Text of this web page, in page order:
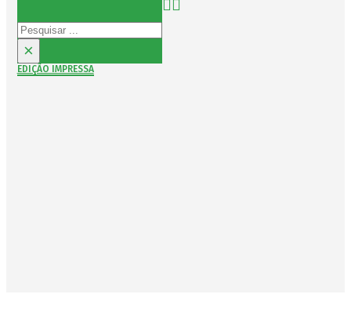
Pesquisar
×
EDIÇÃO IMPRESSA